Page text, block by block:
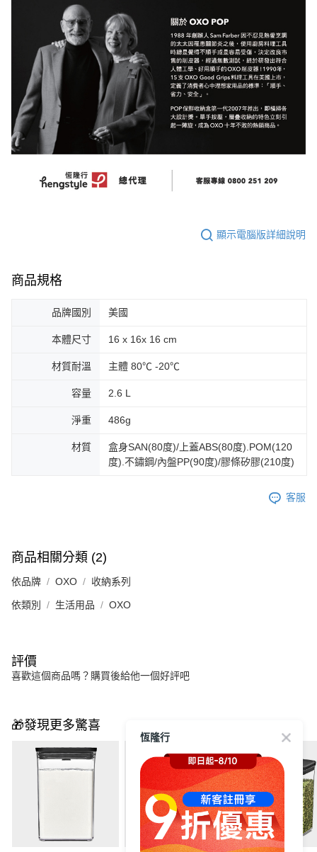
顯示電腦版詳細說明
商品規格
品牌國別 美國
本體尺寸 16 x 16x 16 cm
材質耐溫 主體 80℃ -20℃
容量 2.6 L
淨重 486g
材質
盒身SAN(80度)/上蓋ABS(80度).POM(120
度).不鏽鋼/內盤PP(90度)/膠條矽膠(210度)
客服
商品相關分類 (2)
依品牌 OXO 收納系列
依類別 生活用品 OXO
評價
喜歡這個商品嗎？購買後給他一個好評吧
🎁發現更多驚喜
恆隆行